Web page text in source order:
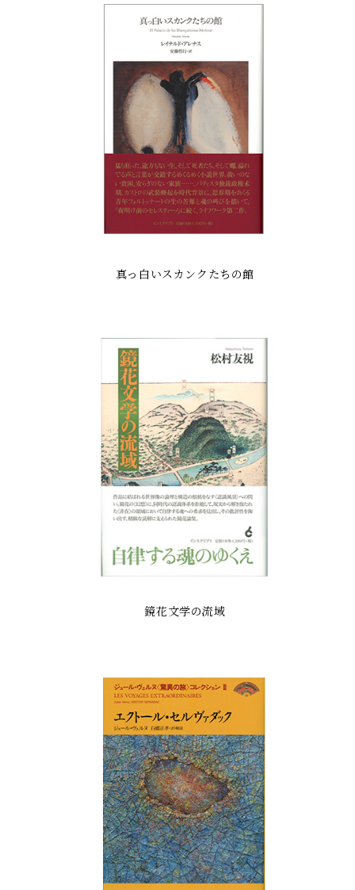
真っ白いスカンクたちの館
鏡花文学の流域